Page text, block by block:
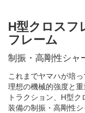
H型クロスフ
フレーム
制振・高剛性シャ
これまでヤマハが培
理想の機械的強度と
トラクション、H型
装備の制振・高剛性